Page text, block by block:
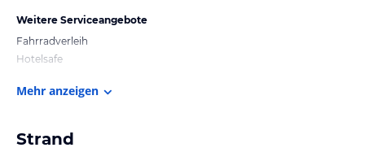
Weitere Serviceangebote
Fahrradverleih
Hotelsafe
Mehr anzeigen
Strand